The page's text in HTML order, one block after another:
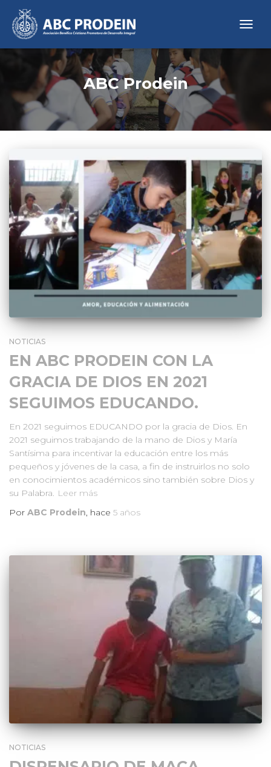
ABC Prodein
NOTICIAS
EN ABC PRODEIN CON LA
GRACIA DE DIOS EN 2021
SEGUIMOS EDUCANDO.
En 2021 seguimos EDUCANDO por la gracia de Dios. En
2021 seguimos trabajando de la mano de Dios y María
Santísima para incentivar la educación entre los más
pequeños y jóvenes de la casa, a fin de instruirlos no solo
en conocimientos académicos sino también sobre Dios y
su Palabra. Leer más
Por ABC Prodein, hace 5 años
NOTICIAS